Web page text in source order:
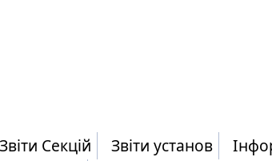
Звіти Секцій Звіти установ